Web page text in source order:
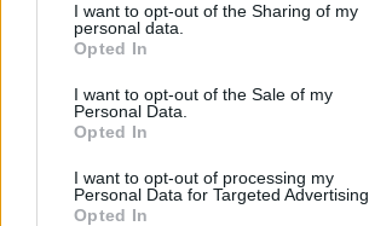
I want to opt-out of the Sharing of my
personal data.
Opted In
I want to opt-out of the Sale of my
Personal Data.
Opted In
I want to opt-out of processing my
Personal Data for Targeted Advertising.
Opted In